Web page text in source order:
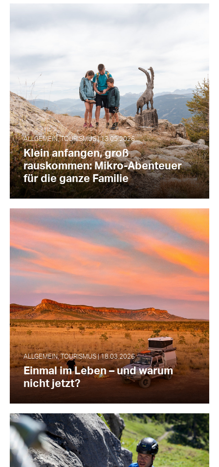
ALLGEMEIN, TOURISMUS | 13.05.2026
Klein anfangen, groß
rauskommen: Mikro-Abenteuer
für die ganze Familie
ALLGEMEIN, TOURISMUS | 18.03.2026
Einmal im Leben – und warum
nicht jetzt?